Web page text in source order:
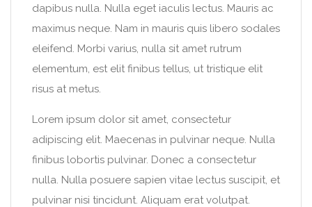
dapibus nulla. Nulla eget iaculis lectus. Mauris ac
maximus neque. Nam in mauris quis libero sodales
eleifend. Morbi varius, nulla sit amet rutrum
elementum, est elit finibus tellus, ut tristique elit
risus at metus.
Lorem ipsum dolor sit amet, consectetur
adipiscing elit. Maecenas in pulvinar neque. Nulla
finibus lobortis pulvinar. Donec a consectetur
nulla. Nulla posuere sapien vitae lectus suscipit, et
pulvinar nisi tincidunt. Aliquam erat volutpat.